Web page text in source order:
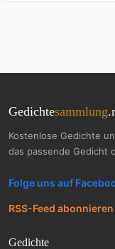
Gedichtesammlung
Kostenlose Gedichte
das passende Gedicht
Folge uns auf
RSS-Feed abonnieren
Gedichte